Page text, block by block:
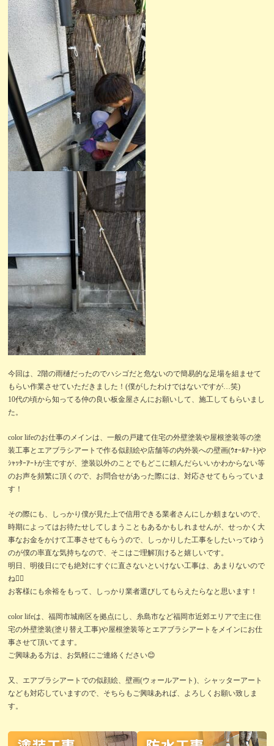
今回は、2階の雨樋だったのでハシゴだと危ないので簡易的な足場を組ませて
もらい作業させていただきました！(僕がしたわけではないですが…笑)
10代の頃から知ってる仲の良い板金屋さんにお願いして、施工してもらいまし
た。
color lifeのお仕事のメインは、一般の戸建て住宅の外壁塗装や屋根塗装等の塗
装工事とエアブラシアートで作る似顔絵や店舗等の内外装への壁画(ｳｫｰﾙｱｰﾄ)や
ｼｬｯﾀｰｱｰﾄが主ですが、塗装以外のことでもどこに頼んだらいいかわからない等
のお声を頻繁に頂くので、お問合せがあった際には、対応させてもらっていま
す！
その際にも、しっかり僕が見た上で信用できる業者さんにしか頼まないので、
時期によってはお待たせしてしまうこともあるかもしれませんが、せっかく大
事なお金をかけて工事させてもらうので、しっかりした工事をしたいってゆう
のが僕の率直な気持ちなので、そこはご理解頂けると嬉しいです。
明日、明後日にでも絶対にすぐに直さないといけない工事は、あまりないので
ね🙇‍♂️
お客様にも余裕をもって、しっかり業者選びしてもらえたらなと思います！
color lifeは、福岡市城南区を拠点にし、糸島市など福岡市近郊エリアで主に住
宅の外壁塗装(塗り替え工事)や屋根塗装等とエアブラシアートをメインにお仕
事させて頂いてます。
ご興味ある方は、お気軽にご連絡ください😊
又、エアブラシアートでの似顔絵、壁画(ウォールアート)、シャッターアート
なども対応していますので、そちらもご興味あれば、よろしくお願い致しま
す。